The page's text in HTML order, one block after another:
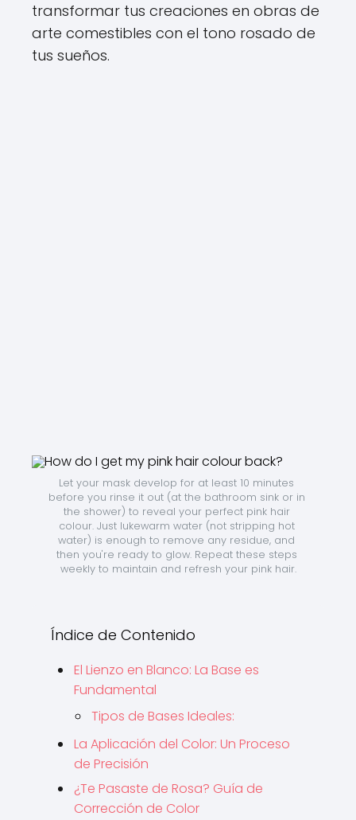
transformar tus creaciones en obras de
arte comestibles con el tono rosado de
tus sueños.
Let your mask develop for at least 10 minutes
before you rinse it out (at the bathroom sink or in
the shower) to reveal your perfect pink hair
colour. Just lukewarm water (not stripping hot
water) is enough to remove any residue, and
then you're ready to glow. Repeat these steps
weekly to maintain and refresh your pink hair.
Índice de Contenido
El Lienzo en Blanco: La Base es
Fundamental
Tipos de Bases Ideales:
La Aplicación del Color: Un Proceso
de Precisión
¿Te Pasaste de Rosa? Guía de
Corrección de Color